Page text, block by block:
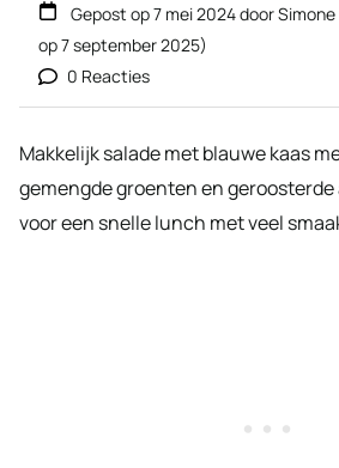
Gepost op7 mei 2024doorSimone
op7 september 2025)
0 Reacties
Makkelijk salade met blauwe kaas
gemengde groenten en
voor een snelle lunch met veel